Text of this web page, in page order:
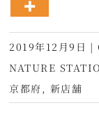
2019年12月9日 |
NATURE
京都府 , 新店舗